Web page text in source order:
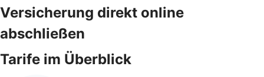
Versicherung direkt online
abschließen
Tarife im Überblick